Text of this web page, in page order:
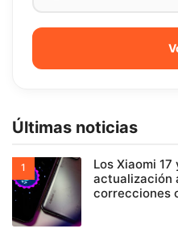
Últimas noticias
Los Xiaomi
actualización
correcciones